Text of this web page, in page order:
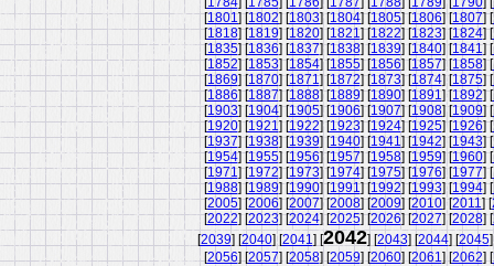
[1801] [1802] [1803] [1804] [1805] [1806] [1807] [
[1818] [1819] [1820] [1821] [1822] [1823] [1824] [
[1835] [1836] [1837] [1838] [1839] [1840] [1841] [
[1852] [1853] [1854] [1855] [1856] [1857] [1858] [
[1869] [1870] [1871] [1872] [1873] [1874] [1875] [
[1886] [1887] [1888] [1889] [1890] [1891] [1892] [
[1903] [1904] [1905] [1906] [1907] [1908] [1909] [
[1920] [1921] [1922] [1923] [1924] [1925] [1926] [
[1937] [1938] [1939] [1940] [1941] [1942] [1943] [
[1954] [1955] [1956] [1957] [1958] [1959] [1960] [
[1971] [1972] [1973] [1974] [1975] [1976] [1977] [
[1988] [1989] [1990] [1991] [1992] [1993] [1994] [
[2005] [2006] [2007] [2008] [2009] [2010] [2011] [
[2022] [2023] [2024] [2025] [2026] [2027] [2028] [
[2039] [2040] [2041] [2042] [2043] [2044] [2045
[2056] [2057] [2058] [2059] [2060] [2061] [2062] [